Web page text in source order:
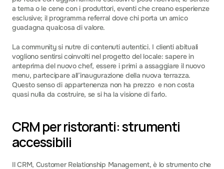
a tema o le cene con i produttori, eventi che creano esperienze
esclusive; il programma referral dove chi porta un amico
guadagna qualcosa di valore.
La community si nutre di contenuti autentici. I clienti abituali
vogliono sentirsi coinvolti nel progetto del locale: sapere in
anteprima del nuovo chef, essere i primi a assaggiare il nuovo
menu, partecipare all’inaugurazione della nuova terrazza.
Questo senso di appartenenza non ha prezzo  e non costa
quasi nulla da costruire, se si ha la visione di farlo.
CRM per ristoranti: strumenti
accessibili
Il CRM, Customer Relationship Management, è lo strumento che